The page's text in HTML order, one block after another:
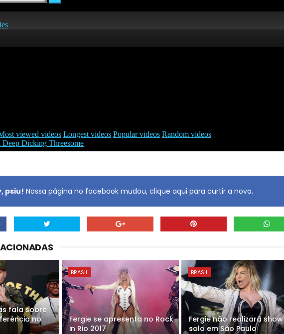
psiu! Nossa página no facebook mudou, clique aqui para curtir a nova.
fala sobre
no
BRASIL
Fergie se apresenta no Rock
in Rio 2017
BRASIL
Fergie não realizará show
solo em São Paulo